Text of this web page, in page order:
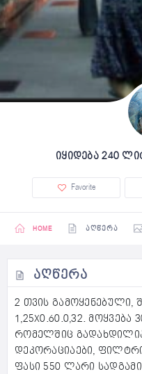
იყიდება 240
Favorite
HOME ᲐᲦᲬᲔᲠᲐ
ᲐᲦᲬᲔᲠᲐ
2 თვის გამოყენებული,
1,25X0.60.0,32.
რომელშიც
დეკორაციაები,
ფასი 550 ლარი